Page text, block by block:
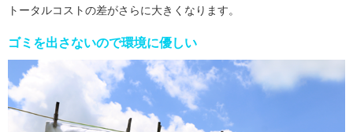
トータルコストの差がさらに大きくなります。
ゴミを出さないので環境に優しい